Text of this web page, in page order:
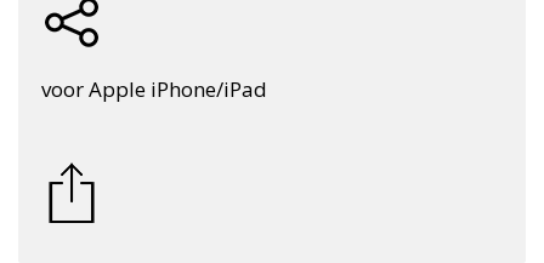
voor Apple iPhone/iPad